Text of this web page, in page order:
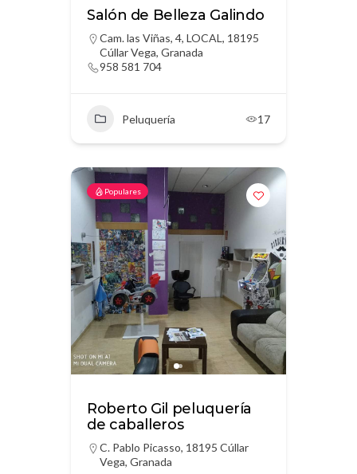
Salón de Belleza Galindo
Cam. las Viñas, 4, LOCAL, 18195
Cúllar Vega, Granada
958 581 704
Peluquería 17
Populares
Roberto Gil peluquería
de caballeros
C. Pablo Picasso, 18195 Cúllar
Vega, Granada